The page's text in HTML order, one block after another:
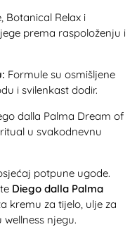
Botanical Relax i
prema raspoloženju i
Formule su osmišljene
i svilenkast dodir.
dalla Palma Dream of
u svakodnevnu
potpune ugode.
Diego dalla Palma
kremu za tijelo, ulje za
njegu.